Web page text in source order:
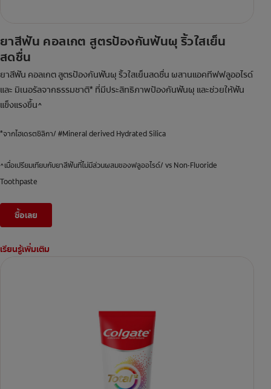
ยาสีฟัน คอลเกต สูตรป้องกันฟันผุ ริ้วใสเย็น
สดชื่น
ยาสีฟัน คอลเกต สูตรป้องกันฟันผุ ริ้วใสเย็นสดชื่น ผสานแอคทีฟฟลูออไรด์
และ มิเนอรัลจากธรรมชาติ* ที่มีประสิทธิภาพป้องกันฟันผุ และช่วยให้ฟัน
แข็งแรงขึ้น^
*จากไฮเดรตซิลิกา/ #Mineral derived Hydrated Silica
^เมื่อเปรียมเทียบกับยาสีฟันที่ไม่มีส่วนผสมของฟลูออไรด์/ vs Non-Fluoride
Toothpaste
ซื้อเลย
เรียนรู้เพิ่มเติม